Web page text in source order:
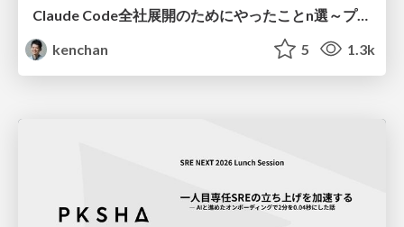
Claude Code全社展開のためにやったことn選～プラグイン302個・コミッター271人を支えるために～
kenchan
5 1.3k